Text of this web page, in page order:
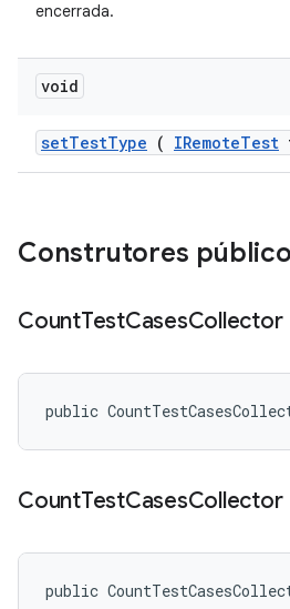
encerrada.
void
setTestType ( IRemoteTest
Construtores
CountTestCasesCollector
public
CountTestCasesCollector
public